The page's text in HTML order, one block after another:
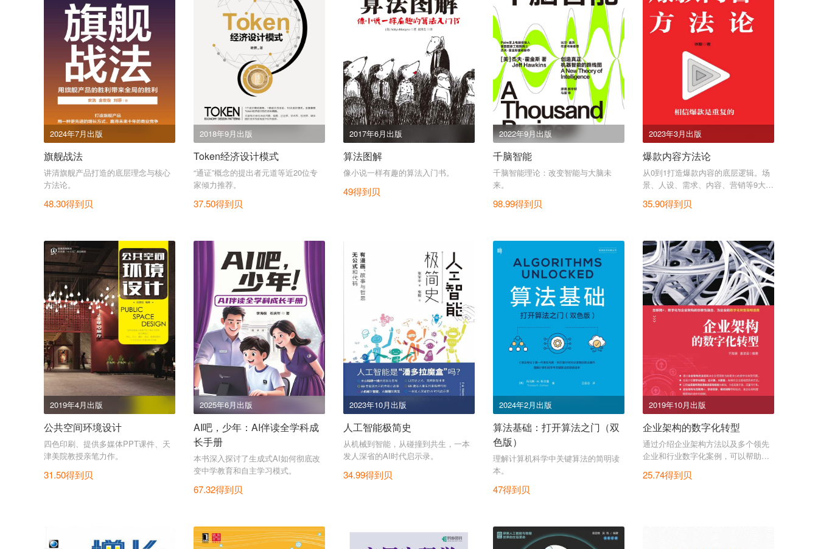
2024年7月出版
旗舰战法
讲清旗舰产品打造的底层理念与核心
方法论。
48.30得到贝
2018年9月出版
Token经济设计模式
“通证”概念的提出者元道等近20位专
家倾力推荐。
37.50得到贝
2017年6月出版
算法图解
像小说一样有趣的算法入门书。
49得到贝
2022年9月出版
千脑智能
千脑智能理论：改变智能与大脑未
来。
98.99得到贝
2023年3月出版
爆款内容方法论
从0到1打造爆款内容的底层逻辑。场
景、人设、需求、内容、营销等9大方
35.90得到贝
2019年4月出版
公共空间环境设计
四色印刷、提供多媒体PPT课件、天
津美院教授亲笔力作。
31.50得到贝
2025年6月出版
AI吧，少年：AI伴读全学科成
长手册
本书深入探讨了生成式AI如何彻底改
变中学教育和自主学习模式。
67.32得到贝
2023年10月出版
人工智能极简史
从机械到智能，从碰撞到共生，一本
发人深省的AI时代启示录。
34.99得到贝
2024年2月出版
算法基础：打开算法之门（双
色版）
理解计算机科学中关键算法的简明读
本。
47得到贝
2019年10月出版
企业架构的数字化转型
通过介绍企业架构方法以及多个领先
企业和行业数字化案例，可以帮助你
方法。
25.74得到贝